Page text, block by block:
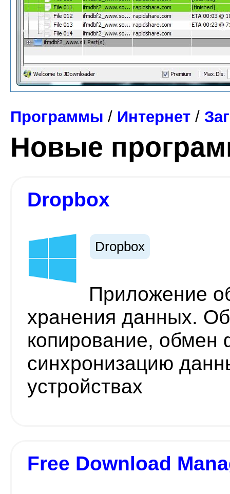
Программы / Интернет /
Новые
Dropbox
Dropbox
Приложение
хранения данных.
копирование,
синхронизацию
устройствах
Free Download